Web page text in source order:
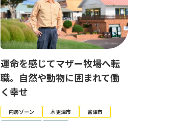
運命を感じてマザー牧場へ転
職。自然や動物に囲まれて働
く幸せ
内房ゾーン 木更津市
富津市